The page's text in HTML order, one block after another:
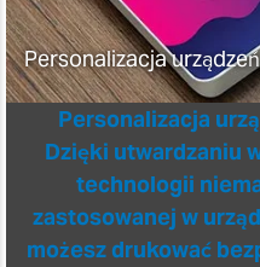
Personalizacja
Personalizacja
Dzięki utwardzaniu
technologii
zastosowanej w
możesz drukować